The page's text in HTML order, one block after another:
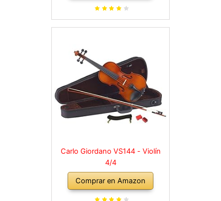
para hombro, maletín, abeto
Carlo Giordano VS144 - Violín
4/4
Comprar en Amazon